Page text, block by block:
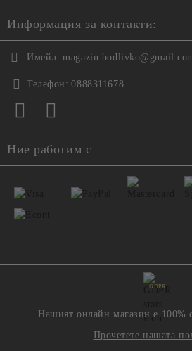
Информация за контакти:
Имейл:
Телефон: 0888311678
Ние работим с
GDPR
Нашият онлайн магазин е 100%
Прочетете нашата